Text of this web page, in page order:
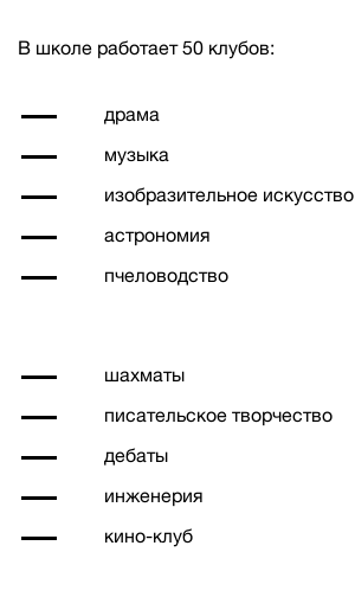
В школе работает 50 клубов:
драма
музыка
изобразительное искусство
астрономия
пчеловодство
шахматы
писательское творчество
дебаты
инженерия
кино-клуб